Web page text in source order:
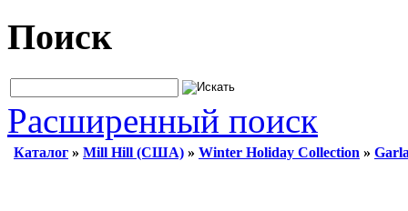
Поиск
Расширенный поиск
Каталог » Mill Hill (США) » Winter Holiday Collection »